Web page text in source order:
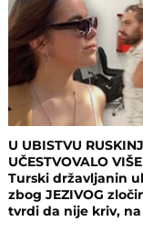
U UBISTVU
UČESTVOVALO
Turski državljanin
zbog JEZIVOG
tvrdi da nije kriv, na